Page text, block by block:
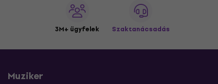
3M+ ügyfelek Szaktanácsadás
Muziker